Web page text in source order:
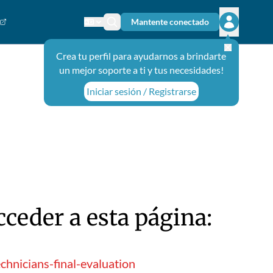
Cambiar el idioma
Ícono de búsqueda
Mantente conectado
Abrir el
Crea tu perfil para ayudarnos a brindarte
un mejor soporte a ti y tus necesidades!
Iniciar sesión / Registrarse
a esta página:
final-evaluation